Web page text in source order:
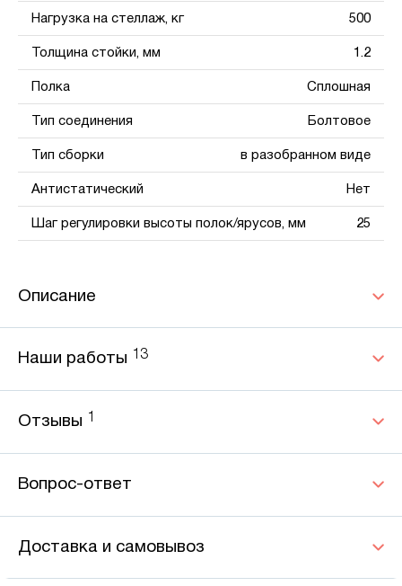
Нагрузка на стеллаж, кг 500
Толщина стойки, мм 1.2
Полка Сплошная
Тип соединения Болтовое
Тип сборки в разобранном виде
Антистатический Нет
Шаг регулировки высоты полок/ярусов, мм 25
Описание
Наши работы 13
Отзывы 1
Вопрос-ответ
Доставка и самовывоз